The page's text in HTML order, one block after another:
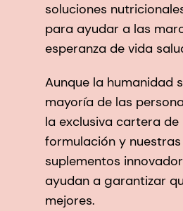
soluciones
para ayudar a las
esperanza de vida
Aunque la humanidad
mayoría de las
la exclusiva cartera
formulación y
suplementos
ayudan a garantizar
mejores.